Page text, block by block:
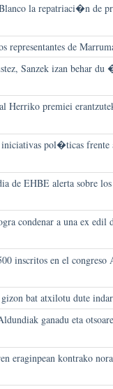
la repatriaci�n de
representantes de
Sanzek izan behar du
Herriko premiei
iniciativas pol�ticas
de EHBE alerta sobre
condenar a una ex edil
inscritos en el congreso
bat atxilotu dute
ganadu eta
eraginpean kontrako